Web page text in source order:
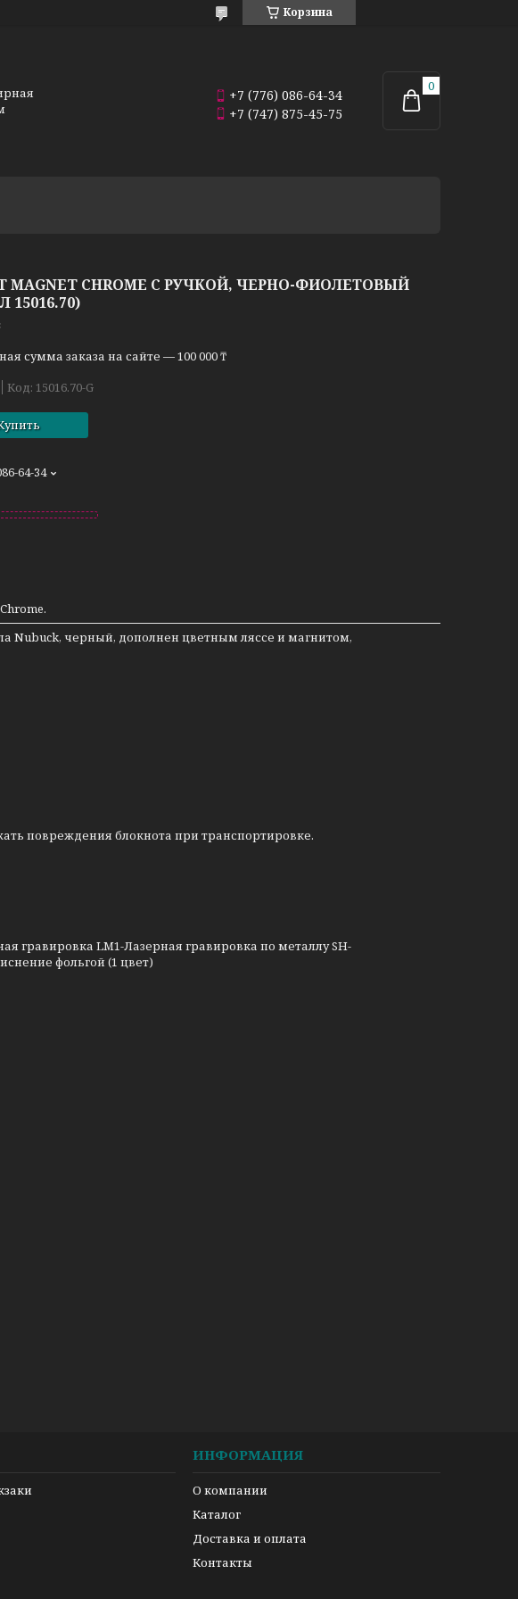
Корзина
+7 (776) 086-64-34
+7 (747) 875-45-75
MAGNET CHROME С РУЧКОЙ, ЧЕРНО-ФИОЛЕТОВЫЙ
15016.70)
сумма заказа на сайте — 100 000 ₸
Код: 15016.70-G
64-34
Nubuck, черный, дополнен цветным ляссе и магнитом,
повреждения блокнота при транспортировке.
гравировка LM1-Лазерная гравировка по металлу SH-
фольгой (1 цвет)
ИНФОРМАЦИЯ
О компании
Каталог
Доставка и оплата
Контакты